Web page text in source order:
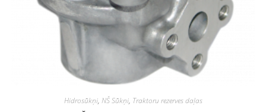
Hidrosūkņi, NŠ Sūkņi, Traktoru rezerves daļas